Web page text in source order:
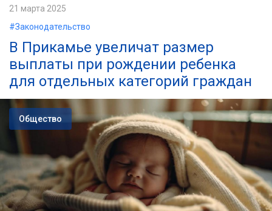
21 марта 2025
#Законодательство
В Прикамье увеличат размер
выплаты при рождении ребенка
для отдельных категорий граждан
Общество